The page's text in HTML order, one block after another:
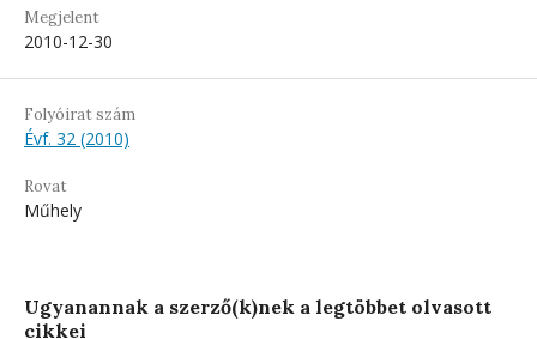
Megjelent
2010-12-30
Folyóirat szám
Évf. 32 (2010)
Rovat
Műhely
Ugyanannak a szerző(k)nek a legtöbbet olvasott
cikkei